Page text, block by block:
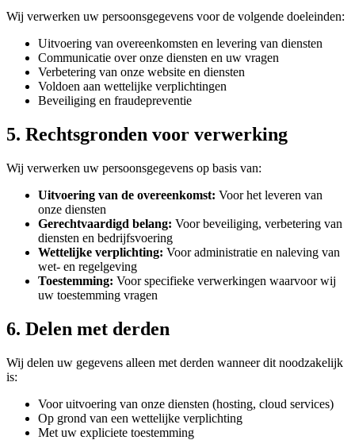
Wij verwerken uw persoonsgegevens voor de volgende doeleinden:
Uitvoering van overeenkomsten en levering van diensten
Communicatie over onze diensten en uw vragen
Verbetering van onze website en diensten
Voldoen aan wettelijke verplichtingen
Beveiliging en fraudepreventie
5. Rechtsgronden voor verwerking
Wij verwerken uw persoonsgegevens op basis van:
Uitvoering van de overeenkomst: Voor het leveren van
onze diensten
Gerechtvaardigd belang: Voor beveiliging, verbetering van
diensten en bedrijfsvoering
Wettelijke verplichting: Voor administratie en naleving van
wet- en regelgeving
Toestemming: Voor specifieke verwerkingen waarvoor wij
uw toestemming vragen
6. Delen met derden
Wij delen uw gegevens alleen met derden wanneer dit noodzakelijk
is:
Voor uitvoering van onze diensten (hosting, cloud services)
Op grond van een wettelijke verplichting
Met uw expliciete toestemming